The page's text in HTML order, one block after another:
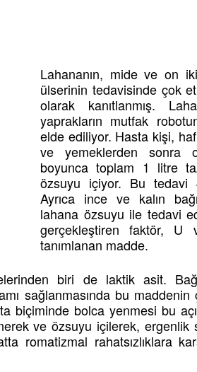
Lahananın, mide ve on
ülserinin tedavisinde çok
olarak kanıtlanmış.
yaprakların mutfak
elde ediliyor. Hasta kişi,
ve yemeklerden sonra
boyunca toplam 1 litre
özsuyu içiyor. Bu tedavi
Ayrıca ince ve kalın
lahana özsuyu ile tedavi
gerçekleştiren faktör, U
tanımlanan madde.
biri de laktik asit.
sağlanmasında bu
biçiminde bolca yenmesi bu
ve özsuyu içilerek, ergenlik
romatizmal rahatsızlıklara